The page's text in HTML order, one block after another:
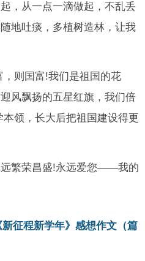
，从一点一滴做起，不乱丢
地吐痰，多植树造林，让我
则国富!我们是祖国的花
风飘扬的五星红旗，我们倍
领，长大后把祖国建设得更
远繁荣昌盛!永远爱您——我的
征程新学年》感想作文（篇